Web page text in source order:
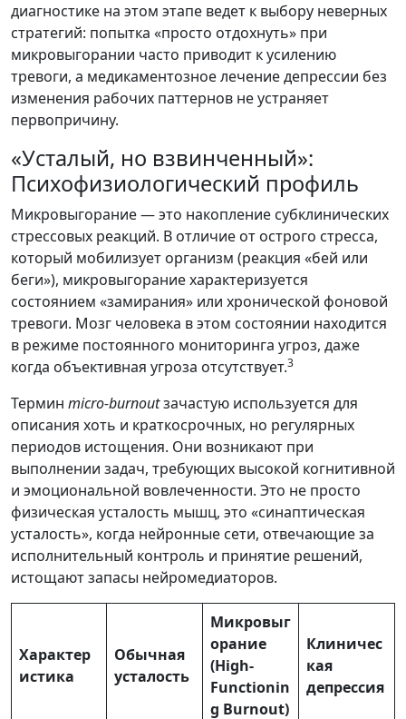
диагностике на этом этапе ведет к выбору неверных
стратегий: попытка «просто отдохнуть» при
микровыгорании часто приводит к усилению
тревоги, а медикаментозное лечение депрессии без
изменения рабочих паттернов не устраняет
первопричину.
«Усталый, но взвинченный»:
Психофизиологический профиль
Микровыгорание — это накопление субклинических
стрессовых реакций. В отличие от острого стресса,
который мобилизует организм (реакция «бей или
беги»), микровыгорание характеризуется
состоянием «замирания» или хронической фоновой
тревоги. Мозг человека в этом состоянии находится
в режиме постоянного мониторинга угроз, даже
когда объективная угроза отсутствует.3
Термин micro-burnoutзачастую используется для
описания хоть и краткосрочных, но регулярных
периодов истощения. Они возникают при
выполнении задач, требующих высокой когнитивной
и эмоциональной вовлеченности. Это не просто
физическая усталость мышц, это «синаптическая
усталость», когда нейронные сети, отвечающие за
исполнительный контроль и принятие решений,
истощают запасы нейромедиаторов.
Характер
истика
Обычная
усталость
Микровыг
орание
(High-
Functionin
g Burnout)
Клиничес
кая
депрессия